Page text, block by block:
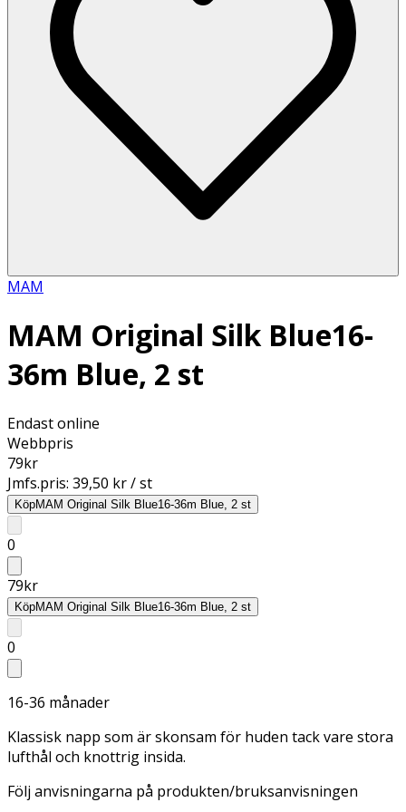
MAM
MAM Original Silk Blue16-
36m Blue, 2 st
Endast online
Webbpris
79kr
Jmfs.pris: 39,50 kr / st
KöpMAM Original Silk Blue16-36m Blue, 2 st
0
79kr
KöpMAM Original Silk Blue16-36m Blue, 2 st
0
16-36 månader
Klassisk napp som är skonsam för huden tack vare stora
lufthål och knottrig insida.
Följ anvisningarna på produkten/bruksanvisningen